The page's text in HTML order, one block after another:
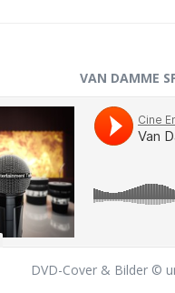
VAN DAMME
DVD-Cover & Bilder ©